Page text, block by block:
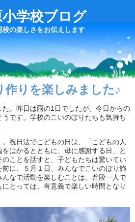
学校ブログ
校の楽しさをお伝えします
作りを楽しみました♪
。昨日は雨の1日でしたが、今日からの
です。学校のこいのぼりたちも気持ち
祝日法でこどもの日は、「こどもの人
はかるとともに、母に感謝する日」と
ことを話すと、子どもたちは驚いてい
前に、５月１日、みんなでこいのぼり飾
んなで活動を楽しむことは、普段一人で
とっては、有意義で楽しい時間となり